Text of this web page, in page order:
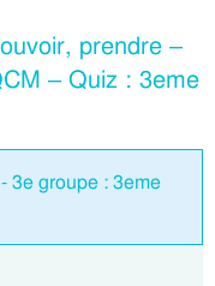
prendre –
– Quiz : 3eme
3e groupe : 3eme